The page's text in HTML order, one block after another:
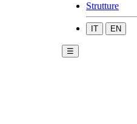
Strutture
IT EN
☰